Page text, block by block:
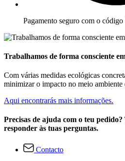
Pagamento seguro com o código
Trabalhamos de forma consciente
Com várias medidas ecológicas
minimizar o impacto no meio ambiente
Aqui encontrarás mais informações.
Precisas de ajuda com o teu
responder às tuas perguntas.
Contacto